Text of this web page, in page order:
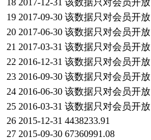
18 2017-12-31 该数据只对会员开放
19 2017-09-30 该数据只对会员开放
20 2017-06-30 该数据只对会员开放
21 2017-03-31 该数据只对会员开放
22 2016-12-31 该数据只对会员开放
23 2016-09-30 该数据只对会员开放
24 2016-06-30 该数据只对会员开放
25 2016-03-31 该数据只对会员开放
26 2015-12-31 4438233.91
27 2015-09-30 67360991.08